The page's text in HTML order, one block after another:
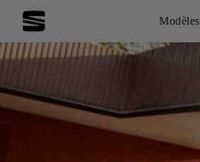
Modèles